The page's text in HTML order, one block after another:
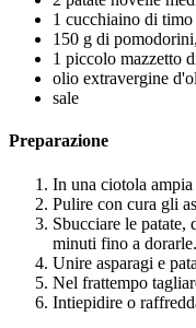
1 cucchiaino di
150 g di pomodorini,
1 piccolo mazzetto
olio extravergine
sale
Preparazione
In una ciotola
Pulire con cura gli
Sbucciare le
minuti fino a dorarle.
Unire asparagi e
Nel frattempo
Intiepidire o